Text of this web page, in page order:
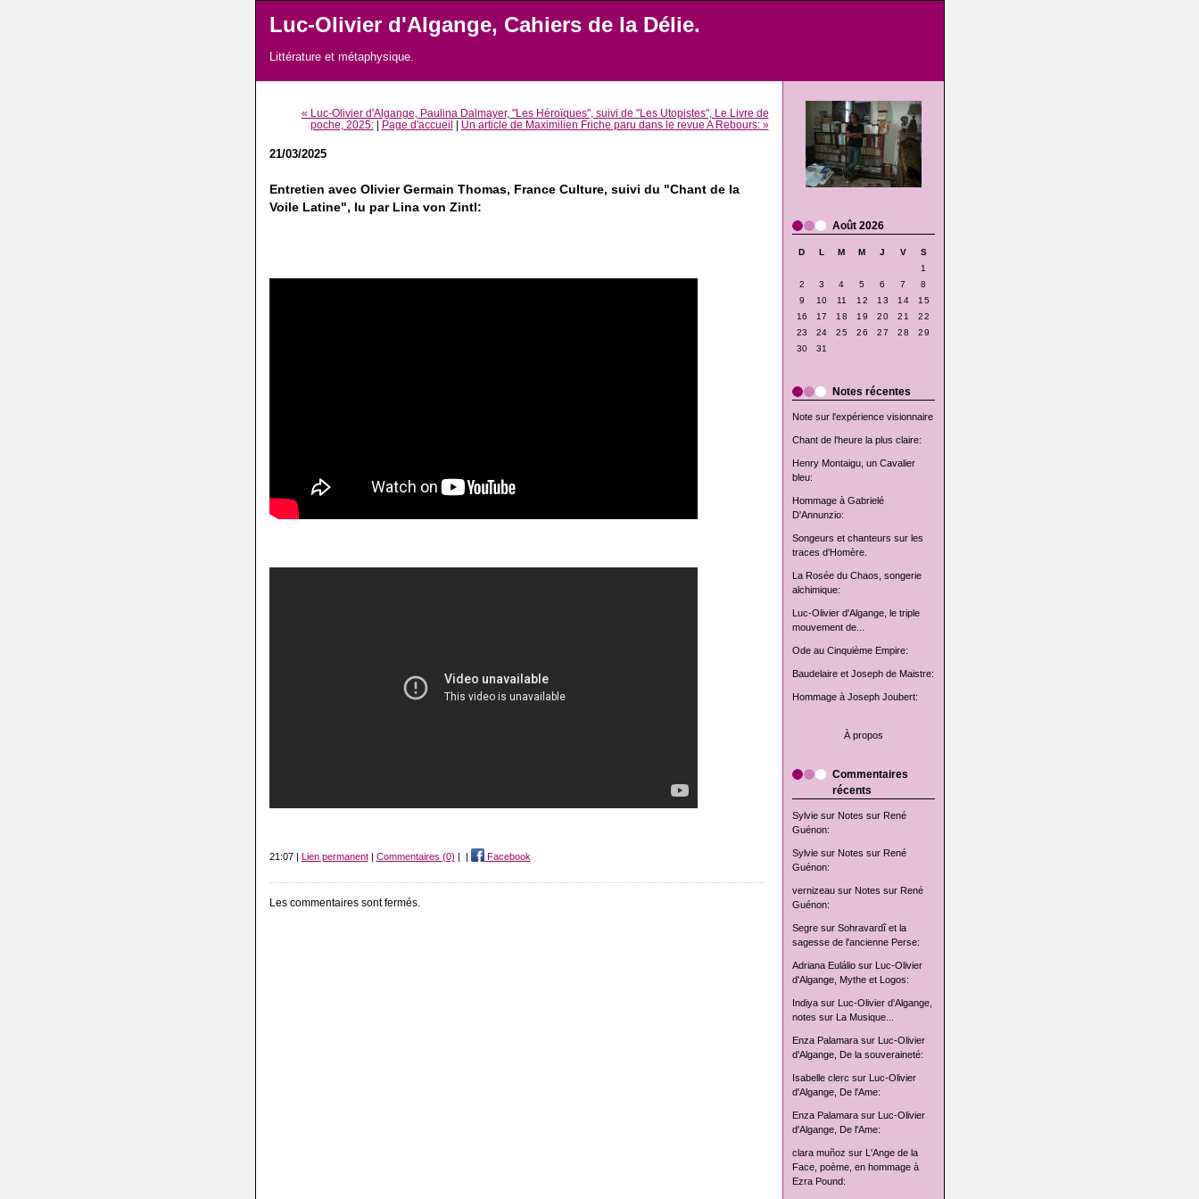
Luc-Olivier d'Algange, Cahiers de la Délie.
Littérature et métaphysique.
Août 2026
D L M M J V
S
1
2
3 4 5 6 7
8
9
10 11 12 13 14
15
16
17 18 19 20 21
22
23
24 25 26 27 28
29
30
31
Notes récentes
Note sur l'expérience visionnaire
Chant de l'heure la plus claire:
Henry Montaigu, un Cavalier
bleu:
Hommage à Gabrielé
D'Annunzio:
Songeurs et chanteurs sur les
traces d'Homère.
La Rosée du Chaos, songerie
alchimique:
Luc-Olivier d'Algange, le triple
mouvement de...
Ode au Cinquième Empire:
Baudelaire et Joseph de Maistre:
Hommage à Joseph Joubert:
À propos
Commentaires
récents
Sylviesur Notes sur René
Guénon:
Sylviesur Notes sur René
Guénon:
vernizeausur Notes sur René
Guénon:
Segresur Sohravardî et la
sagesse de l'ancienne Perse:
Adriana Euláliosur Luc-Olivier
d'Algange, Mythe et Logos:
Indiyasur Luc-Olivier d'Algange,
notes sur La Musique...
Enza Palamarasur Luc-Olivier
d'Algange, De la souveraineté:
Isabelle clerc sur Luc-Olivier
d'Algange, De l'Ame:
Enza Palamarasur Luc-Olivier
d'Algange, De l'Ame:
clara muñoz sur L'Ange de la
Face, poème, en hommage à
Ezra Pound:
« Luc-Olivier d'Algange, Paulina Dalmayer, "Les Héroïques", suivi de "Les Utopistes", Le Livre de
poche, 2025:| Page d'accueil | Un article de Maximilien Friche paru dans le revue A Rebours: »
21/03/2025
Entretien avec Olivier Germain Thomas, France Culture, suivi du "Chant de la
Voile Latine", lu par Lina von Zintl:
21:07 | Lien permanent| Commentaires (0) | | Facebook
Les commentaires sont fermés.